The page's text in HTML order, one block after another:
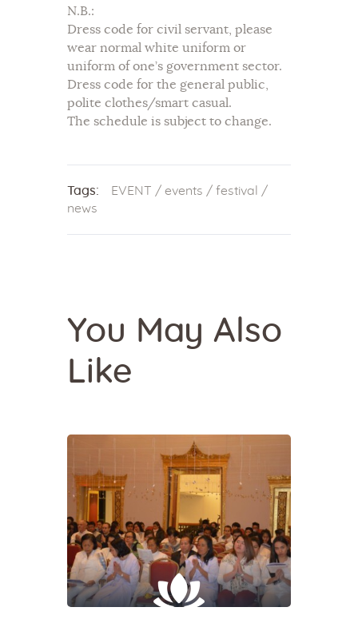
N.B.:
Dress code for civil servant, please
wear normal white uniform or
uniform of one’s government sector.
Dress code for the general public,
polite clothes/smart casual.
The schedule is subject to change.
Tags: EVENT / events / festival
/
news
You May Also
Like